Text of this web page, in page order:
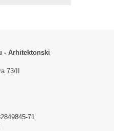
- Arhitektonski
73/II
71